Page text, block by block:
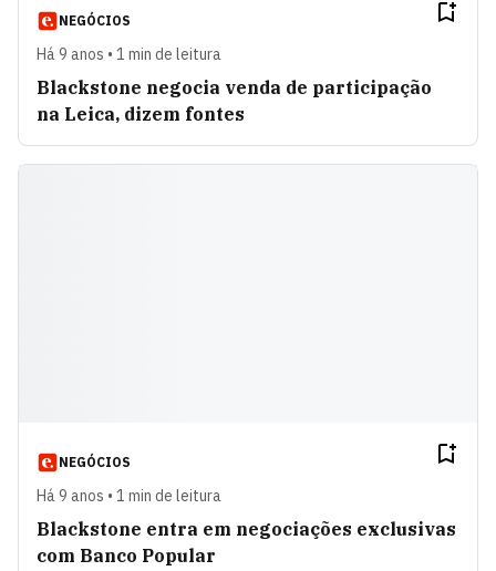
NEGÓCIOS
Há 9 anos • 1 min de leitura
Blackstone negocia venda de participação
na Leica, dizem fontes
NEGÓCIOS
Há 9 anos • 1 min de leitura
Blackstone entra em negociações exclusivas
com Banco Popular